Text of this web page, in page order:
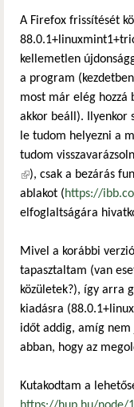
A Firefox frissítését
kellemetlen
a program
most már elég hozzá
akkor beáll).
le tudom helyezni a
tudom
(külső hivatkozás)
), csak a bezárás
ablakot (https://
elfoglaltságára
Mivel a korábbi
tapasztaltam (van
közületek?), így arra
kiadásra
időt addig, amíg
abban, hogy az
Kutakodtam a